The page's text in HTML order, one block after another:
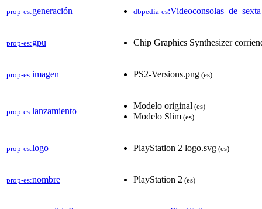
prop-es:generación dbpedia-es
prop-es:gpu Chip Graphics Synthesizer
prop-es:imagen PS2-Versions.png (es)
prop-es:lanzamiento
Modelo original (es)
Modelo Slim (es)
prop-es:logo PlayStation 2 logo.svg (es)
prop-es:nombre PlayStation 2 (es)